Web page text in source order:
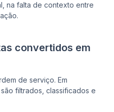
na falta de contexto entre
convertidos em
de serviço. Em
filtrados, classificados e